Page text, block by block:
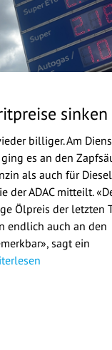
sinken
billiger. Am
es an den
als auch für Diesel
der ADAC mitteilt.
Ölpreis der letzten
endlich auch an den
sagt ein